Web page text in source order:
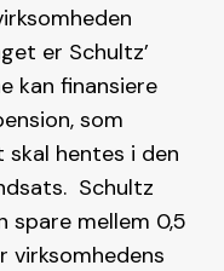
er Schultz’
kan finansiere
som
hentes i den
Schultz
spare mellem 0,5
virksomhedens